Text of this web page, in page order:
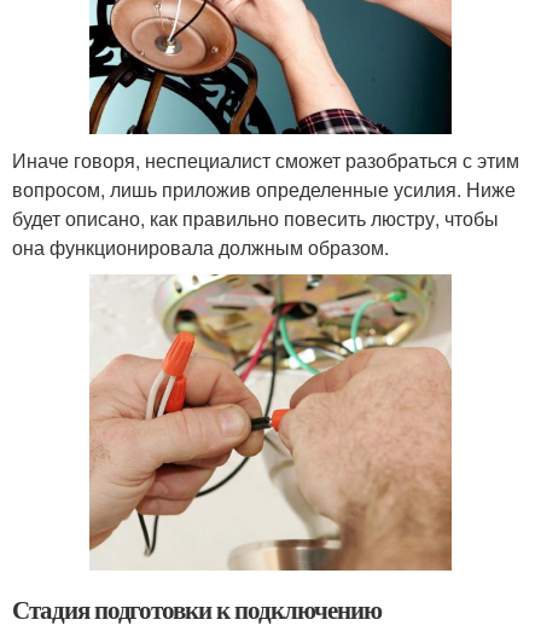
Иначе говоря, неспециалист сможет разобраться с этим
вопросом, лишь приложив определенные усилия. Ниже
будет описано, как правильно повесить люстру, чтобы
она функционировала должным образом.
Стадия подготовки к подключению